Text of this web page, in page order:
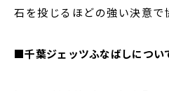
石を投じるほどの強い決意で
■千葉ジェッツふなばしについ